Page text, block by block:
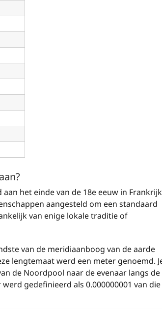
het einde van de 18e eeuw in Frankrijk
aangesteld om een standaard
van enige lokale traditie of
van de meridiaanboog van de aarde
lengtemaat werd een meter genoemd.
de Noordpool naar de evenaar langs de
gedefinieerd als 0.000000001 van die